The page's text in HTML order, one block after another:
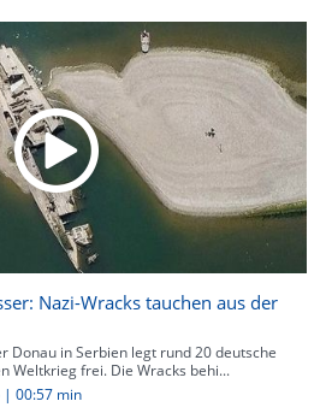
Nazi-Wracks tauchen aus der
Donau in Serbien legt rund 20 deutsche
Weltkrieg frei. Die Wracks behi...
| 00:57 min